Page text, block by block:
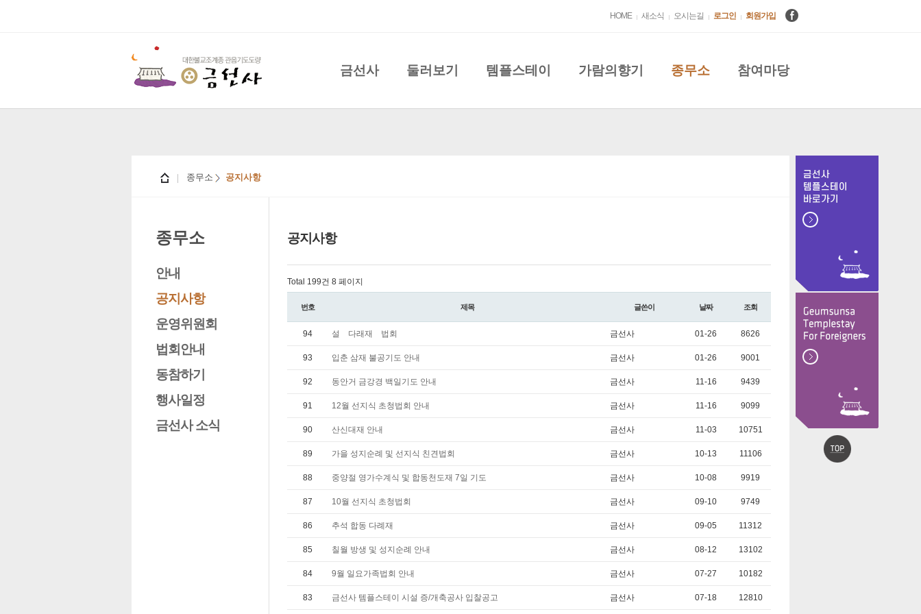
HOME 새소식 오시는길 로그인 회원가입
금선사 둘러보기 템플스테이 가람의향기 종무소 참여마당
종무소 공지사항
종무소
안내
공지사항
운영위원회
법회안내
동참하기
행사일정
금선사 소식
공지사항
Total 199건 8 페이지
번호 제목 글쓴이 날짜 조회
94 설 다래재 법회 금선사 01-26 8626
93 입춘 삼재 불공기도 안내 금선사 01-26 9001
92 동안거 금강경 백일기도 안내 금선사 11-16 9439
91 12월 선지식 초청법회 안내 금선사 11-16 9099
90 산신대재 안내 금선사 11-03 10751
89 가을 성지순례 및 선지식 친견법회 금선사 10-13 11106
88 중양절 영가수계식 및 합동천도재 7일 기도 금선사 10-08 9919
87 10월 선지식 초청법회 금선사 09-10 9749
86 추석 합동 다례재 금선사 09-05 11312
85 칠월 방생 및 성지순례 안내 금선사 08-12 13102
84 9월 일요가족법회 안내 금선사 07-27 10182
83 금선사 템플스테이 시설 증/개축공사 입찰공고 금선사 07-18 12810